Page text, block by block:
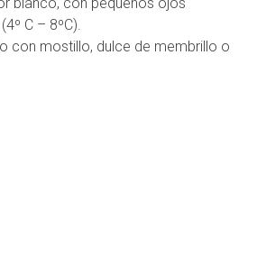
C – 8ºC).
con mostillo, dulce de membrillo o